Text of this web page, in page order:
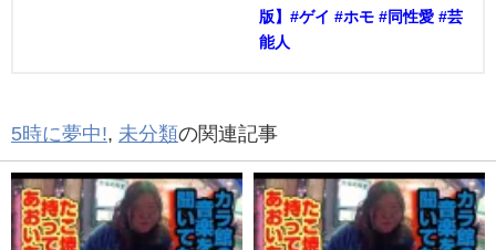
版】#ゲイ #ホモ #同性愛 #芸
能人
5時に夢中!, 未分類の関連記事